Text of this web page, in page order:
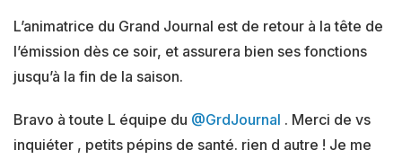
L’animatrice du Grand Journal est de retour à la tête de
l’émission dès ce soir, et assurera bien ses fonctions
jusqu’à la fin de la saison.
Bravo à toute L équipe du @GrdJournal . Merci de vs
inquiéter , petits pépins de santé. rien d autre ! Je me